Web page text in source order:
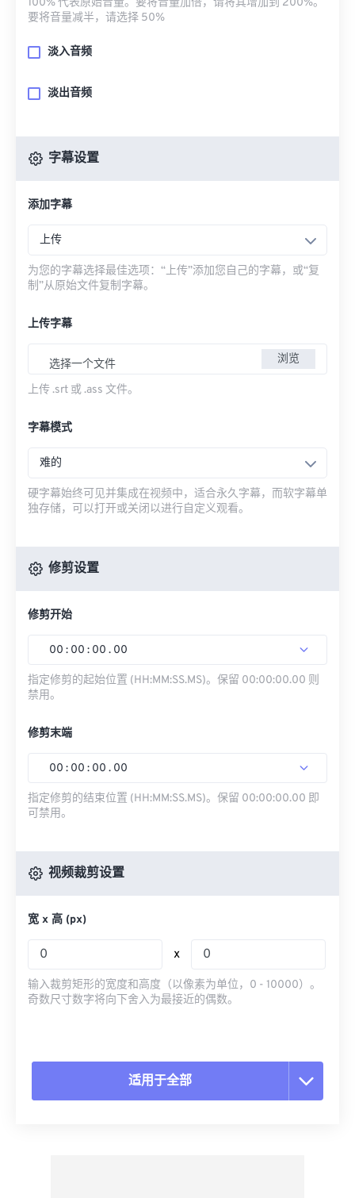
100% 代表原始音量。要将音量加倍，请将其增加到 200%。
要将音量减半，请选择 50%
淡入音频
淡出音频
字幕设置
添加字幕
上传
为您的字幕选择最佳选项：“上传”添加您自己的字幕，或“复
制”从原始文件复制字幕。
上传字幕
选择一个文件 浏览
上传 .srt 或 .ass 文件。
字幕模式
难的
硬字幕始终可见并集成在视频中，适合永久字幕，而软字幕单
独存储，可以打开或关闭以进行自定义观看。
修剪设置
修剪开始
00 : 00 : 00 . 00
指定修剪的起始位置 (HH:MM:SS.MS)。保留 00:00:00.00 则
禁用。
修剪末端
00 : 00 : 00 . 00
指定修剪的结束位置 (HH:MM:SS.MS)。保留 00:00:00.00 即
可禁用。
视频裁剪设置
宽 x 高 (px)
x
输入裁剪矩形的宽度和高度（以像素为单位，0 - 10000）。
奇数尺寸数字将向下舍入为最接近的偶数。
适用于全部